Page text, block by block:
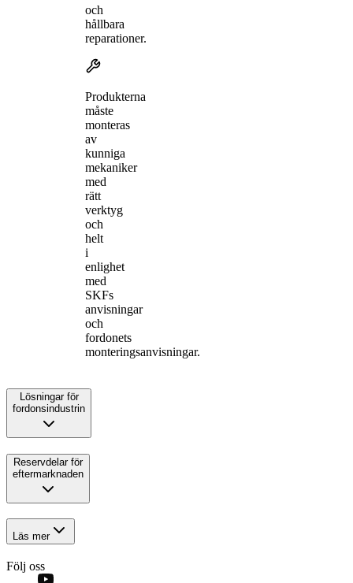
och
hållbara
reparationer.
Produkterna
måste
monteras
av
kunniga
mekaniker
med
rätt
verktyg
och
helt
i
enlighet
med
SKFs
anvisningar
och
fordonets
monteringsanvisningar.
Lösningar för
fordonsindustrin
Reservdelar för
eftermarknaden
Läs mer
Följ oss